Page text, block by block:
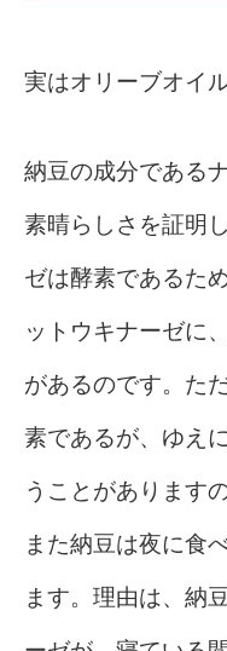
実はオリーブオイ
納豆の成分である
素晴らしさを証明
ゼは酵素であるた
ットウキナーゼに
があるのです。た
素であるが、ゆえ
うことがあります
また納豆は夜に食
ます。理由は、納